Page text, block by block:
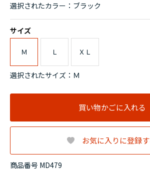
商品番号 MD479
選択されたカラー：ブラック
サイズ
Ｍ Ｌ ＸＬ
選択されたサイズ：Ｍ
買い物かごに入れる
お気に入りに登録